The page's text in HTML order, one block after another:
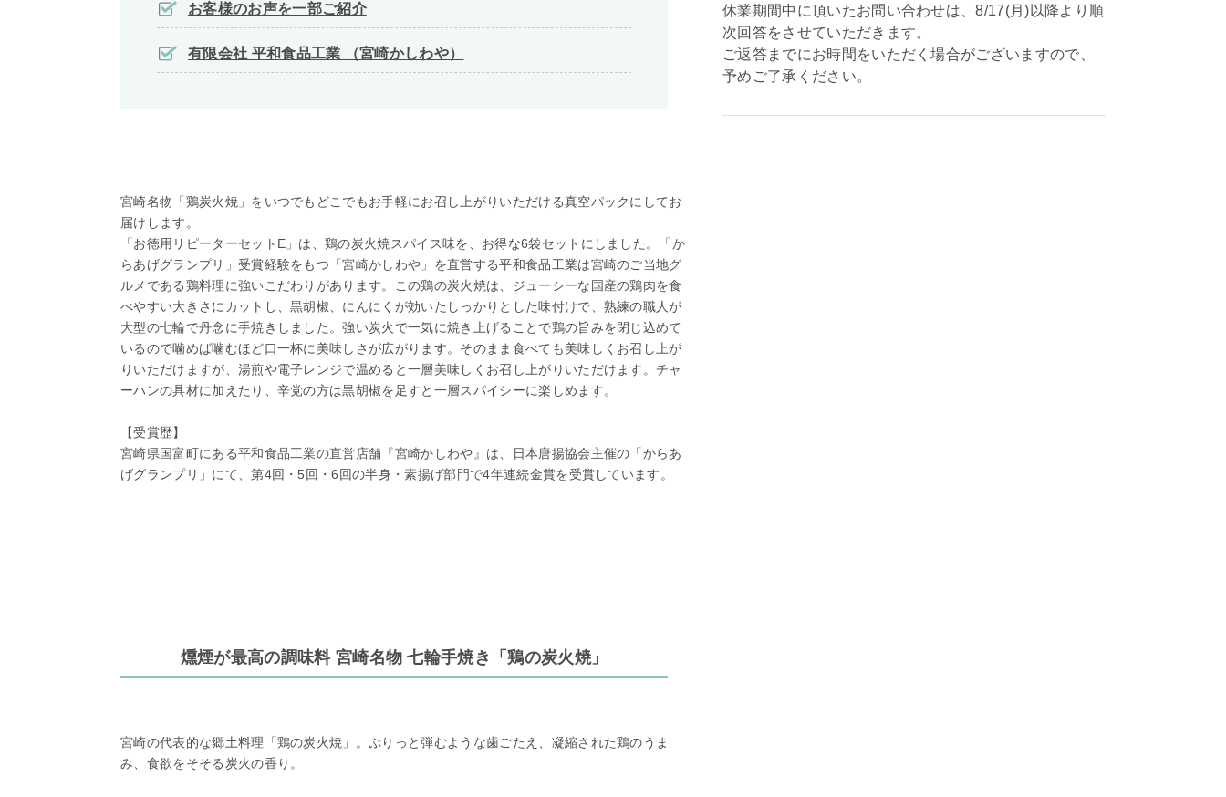
お客様のお声を一部ご紹介
有限会社 平和食品工業 （宮崎かしわや）
宮崎名物「鶏炭火焼」をいつでもどこでもお手軽にお召し上がりいただける真空パックにしてお
届けします。
「お徳用リピーターセットE」は、鶏の炭火焼スパイス味を、お得な6袋セットにしました。「か
らあげグランプリ」受賞経験をもつ「宮崎かしわや」を直営する平和食品工業は宮崎のご当地グ
ルメである鶏料理に強いこだわりがあります。この鶏の炭火焼は、ジューシーな国産の鶏肉を食
べやすい大きさにカットし、黒胡椒、にんにくが効いたしっかりとした味付けで、熟練の職人が
大型の七輪で丹念に手焼きしました。強い炭火で一気に焼き上げることで鶏の旨みを閉じ込めて
いるので噛めば噛むほど口一杯に美味しさが広がります。そのまま食べても美味しくお召し上が
りいただけますが、湯煎や電子レンジで温めると一層美味しくお召し上がりいただけます。チャ
ーハンの具材に加えたり、辛党の方は黒胡椒を足すと一層スパイシーに楽しめます。
【受賞歴】
宮崎県国富町にある平和食品工業の直営店舗『宮崎かしわや』は、日本唐揚協会主催の「からあ
げグランプリ」にて、第4回・5回・6回の半身・素揚げ部門で4年連続金賞を受賞しています。
燻煙が最高の調味料 宮崎名物 七輪手焼き「鶏の炭火焼」
宮崎の代表的な郷土料理「鶏の炭火焼」。ぷりっと弾むような歯ごたえ、凝縮された鶏のうま
み、食欲をそそる炭火の香り。
休業期間中に頂いたお問い合わせは、8/17(月)以降より順
次回答をさせていただきます。
ご返答までにお時間をいただく場合がございますので、
予めご了承ください。